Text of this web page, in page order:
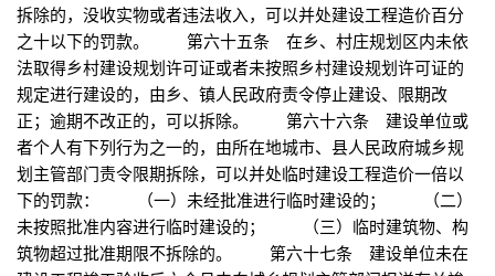
拆除的，没收实物或者违法收入，可以并处建设工程造价百分
之十以下的罚款。 第六十五条 在乡、村庄规划区内未依
法取得乡村建设规划许可证或者未按照乡村建设规划许可证的
规定进行建设的，由乡、镇人民政府责令停止建设、限期改
正；逾期不改正的，可以拆除。 第六十六条 建设单位或
者个人有下列行为之一的，由所在地城市、县人民政府城乡规
划主管部门责令限期拆除，可以并处临时建设工程造价一倍以
下的罚款： （一）未经批准进行临时建设的； （二）
未按照批准内容进行临时建设的； （三）临时建筑物、构
筑物超过批准期限不拆除的。 第六十七条 建设单位未在